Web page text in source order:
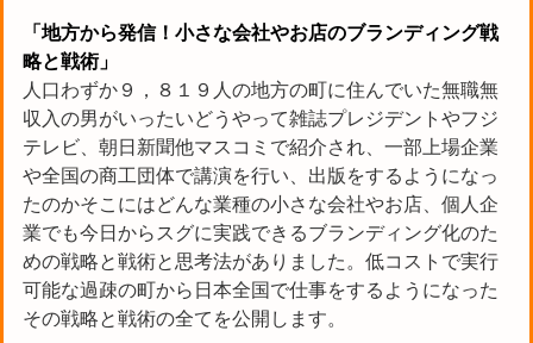
「地方から発信！小さな会社やお店のブランディング戦
略と戦術」
人口わずか９，８１９人の地方の町に住んでいた無職無
収入の男がいったいどうやって雑誌プレジデントやフジ
テレビ、朝日新聞他マスコミで紹介され、一部上場企業
や全国の商工団体で講演を行い、出版をするようになっ
たのかそこにはどんな業種の小さな会社やお店、個人企
業でも今日からスグに実践できるブランディング化のた
めの戦略と戦術と思考法がありました。低コストで実行
可能な過疎の町から日本全国で仕事をするようになった
その戦略と戦術の全てを公開します。